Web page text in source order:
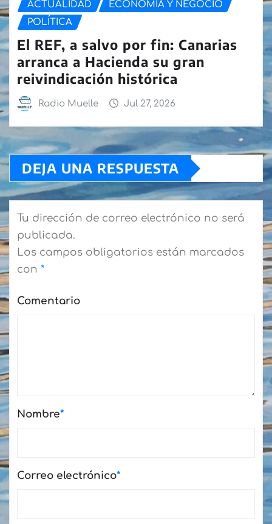
ACTUALIDAD
ECONOMÍA Y NEGOCIO
POLÍTICA
El REF, a salvo por fin: Canarias
arranca a Hacienda su gran
reivindicación histórica
Radio Muelle Jul 27, 2026
DEJA UNA RESPUESTA
Tu dirección de correo electrónico no será
publicada.
Los campos obligatorios están marcados
con *
Comentario
Nombre*
Correo electrónico*